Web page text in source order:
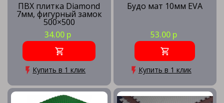
ПВХ плитка Diamond
7мм, фигурный замок
500×500
34.00 р
Купить в 1 клик
Будо мат 10мм EVA
53.00 р
Купить в 1 клик